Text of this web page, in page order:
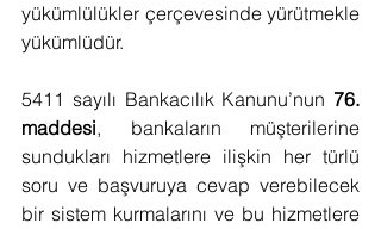
yükümlülükler çerçevesinde yürütmekle
yükümlüdür.
5411 sayılı Bankacılık Kanunu’nun 76.
maddesi, bankaların müşterilerine
sundukları hizmetlere ilişkin her türlü
soru ve başvuruya cevap verebilecek
bir sistem kurmalarını ve bu hizmetlere